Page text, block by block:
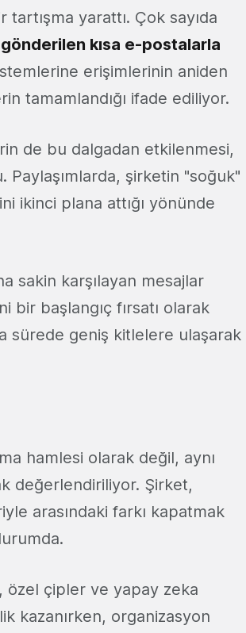
yarattı. Çok sayıda
kısa e-postalarla
erişimlerinin aniden
tamamlandığı ifade ediliyor.
de bu dalgadan etkilenmesi,
şirketin "soğuk"
ikinci plana attığı yönünde
sakin karşılayan mesajlar
bir başlangıç fırsatı olarak
sürede geniş kitlelere ulaşarak
hamlesi olarak değil, aynı
değerlendiriliyor. Şirket,
arasındaki farkı kapatmak
özel çipler ve yapay zeka
kazanırken, organizasyon